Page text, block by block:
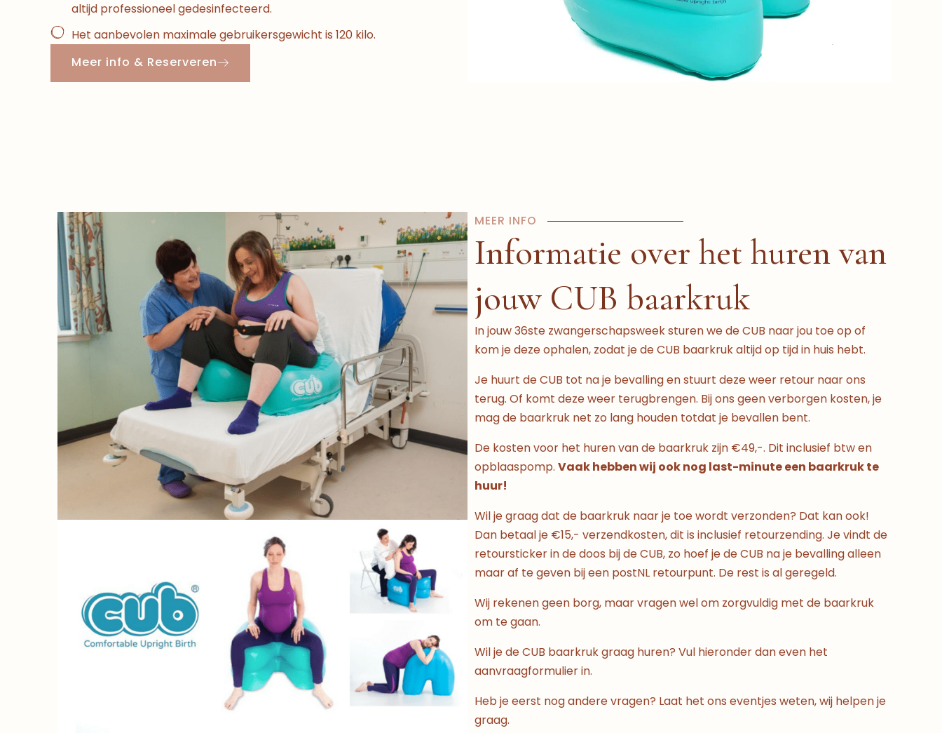
altijd professioneel gedesinfecteerd.
Het aanbevolen maximale gebruikersgewicht is 120 kilo.
Meer info & Reserveren
MEER INFO
Informatie over het huren van
jouw CUB baarkruk
In jouw 36ste zwangerschapsweek sturen we de CUB naar jou toe op of
kom je deze ophalen, zodat je de CUB baarkruk altijd op tijd in huis hebt.
Je huurt de CUB tot na je bevalling en stuurt deze weer retour naar ons
terug. Of komt deze weer terugbrengen. Bij ons geen verborgen kosten, je
mag de baarkruk net zo lang houden totdat je bevallen bent.
De kosten voor het huren van de baarkruk zijn €49,-. Dit inclusief btw en
opblaaspomp.Vaak hebben wij ook nog last-minute een baarkruk te
huur!
Wil je graag dat de baarkruk naar je toe wordt verzonden? Dat kan ook!
Dan betaal je €15,- verzendkosten, dit is inclusief retourzending. Je vindt de
retoursticker in de doos bij de CUB, zo hoef je de CUB na je bevalling alleen
maar af te geven bij een postNL retourpunt. De rest is al geregeld.
Wij rekenen geen borg, maar vragen wel om zorgvuldig met de baarkruk
om te gaan.
Wil je de CUB baarkruk graag huren? Vul hieronder dan even het
aanvraagformulier in.
Heb je eerst nog andere vragen? Laat het ons eventjes weten, wij helpen je
graag.